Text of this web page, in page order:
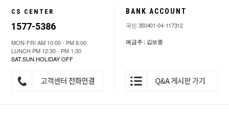
CS CENTER
1577-5386
MON-FRI AM 10:00 - PM 6:00
LUNCH PM 12:30 - PM 1:30
SAT.SUN.HOLIDAY OFF
BANK ACCOUNT
국민 350401-04-117312
예금주 : 김보중